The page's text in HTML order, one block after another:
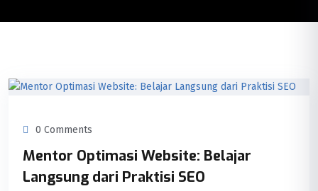
0 Comments
Mentor Optimasi Website: Belajar
Langsung dari Praktisi SEO